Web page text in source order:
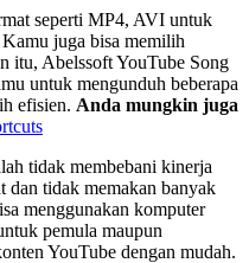
seperti MP4, AVI untuk
juga bisa memilih
itu, Abelssoft YouTube Song
untuk mengunduh beberapa
efisien. Anda mungkin juga
tidak membebani kinerja
dan tidak memakan banyak
menggunakan komputer
pemula maupun
YouTube dengan mudah.